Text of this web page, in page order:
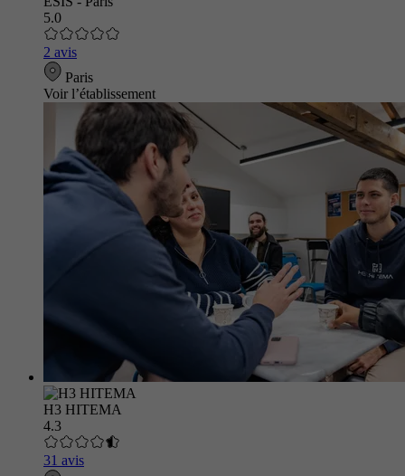
5.0
2 avis
Paris
Voir l’établissement
H3 HITEMA
4.3
31 avis